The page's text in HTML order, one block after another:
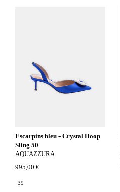
Escarpins bleu - Crystal Hoop
Sling 50
AQUAZZURA
995,00 €
39